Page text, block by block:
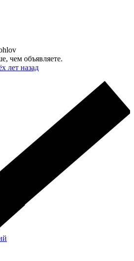
чем объявляете.
лет назад